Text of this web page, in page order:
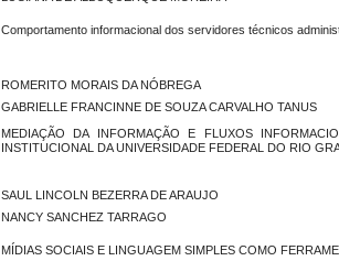
Comportamento informacional dos servidores técnicos
ROMERITO MORAIS DA NÓBREGA
GABRIELLE FRANCINNE DE SOUZA CARVALHO TANUS
MEDIAÇÃO DA INFORMAÇÃO E FLUXOS
INSTITUCIONAL DA UNIVERSIDADE FEDERAL DO RIO
SAUL LINCOLN BEZERRA DE ARAUJO
NANCY SANCHEZ TARRAGO
MÍDIAS SOCIAIS E LINGUAGEM SIMPLES COMO